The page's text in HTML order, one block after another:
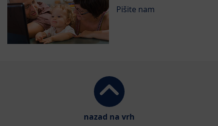
Pišite nam
nazad na vrh